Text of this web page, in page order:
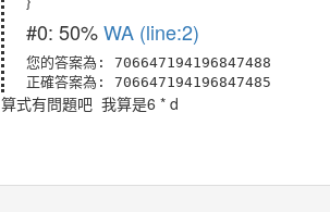
#0: 50%WA (line:2)
您的答案為: 706647194196847488
正確答案為: 706647194196847485
算式有問題吧 我算是6 * d